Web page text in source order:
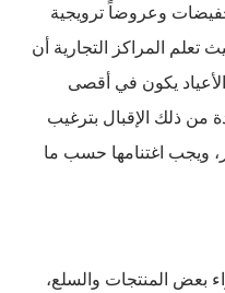
وعروضاً ترويجية
تعلم المراكز التجارية أن
يكون في أقصى
من ذلك الإقبال بترغيب
ويجب اغتنامها حسب ما
بعض المنتجات والسلع،